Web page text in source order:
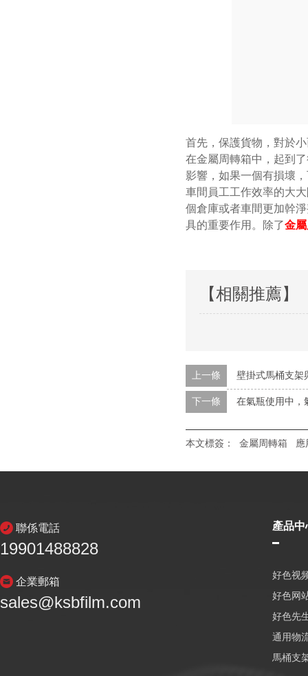
首先，保護貨物，對於
在金屬周轉箱中，起到
影響，如果一個有損壞
車間員工工作效率的大
個倉庫或者車間更加幹
具的重要作用。除了金
【相關推薦】
上一條 壁掛式馬桶支架
下一條 在氣瓶使用中，
本文標簽： 金屬周轉箱 應
聯係電話
19901488828
企業郵箱
sales@ksbfilm.com
產品中
好色视
好色网
好色先
通用物
馬桶支